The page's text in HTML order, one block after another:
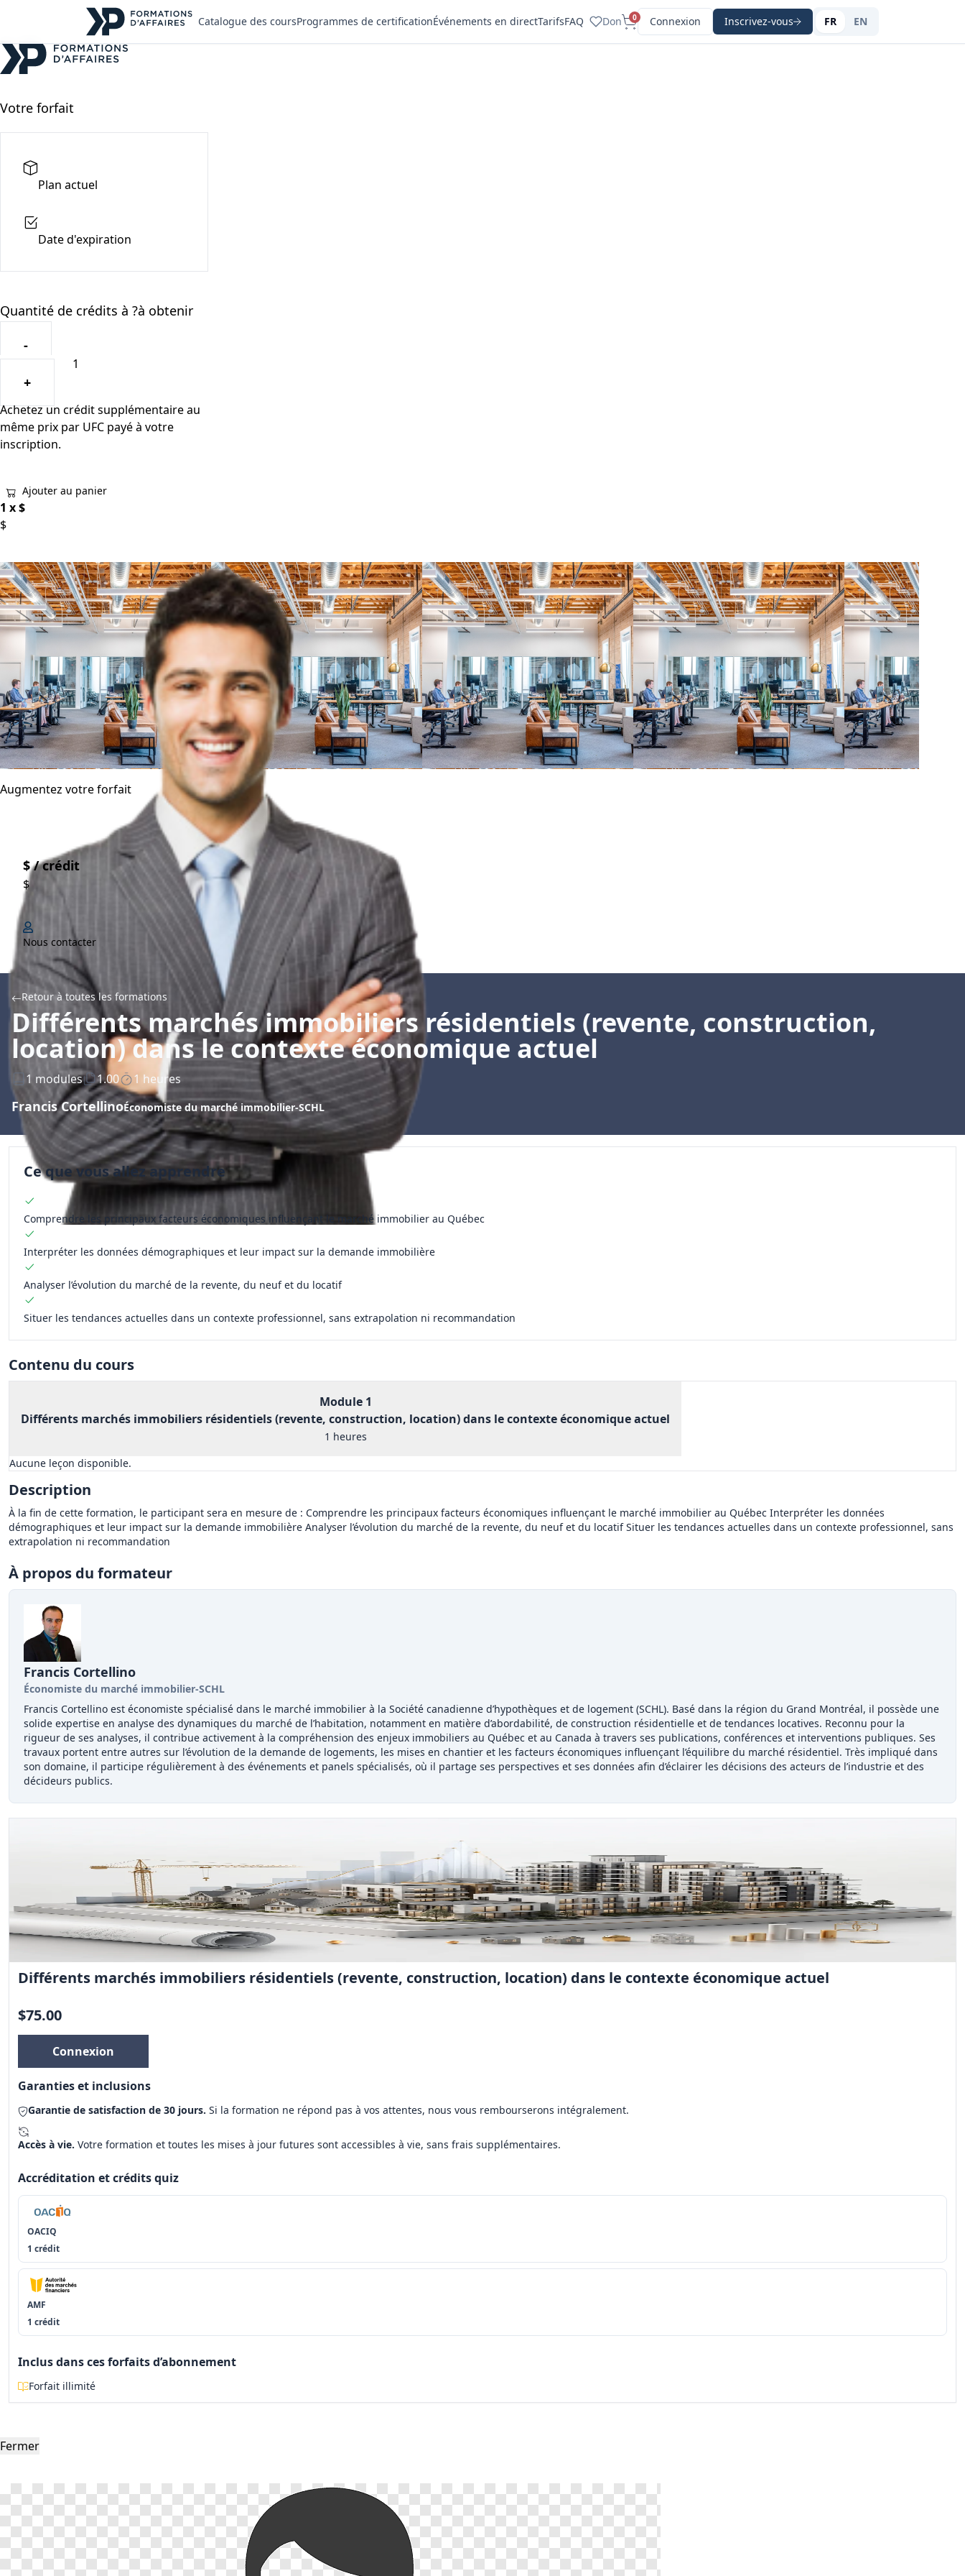
Catalogue des coursProgrammes de certificationÉvénements en directTarifsFAQ Don 0 Connexion Inscrivez-vous FR EN
Votre forfait
Plan actuel
Date d'expiration
Quantité de crédits à ?à obtenir
-
+
Achetez un crédit supplémentaire au
même prix par UFC payé à votre
inscription.
Ajouter au panier
1 x$
$
Augmentez votre forfait
$ / crédit
$
Nous contacter
Retour à toutes les formations
Différents marchés immobiliers résidentiels (revente, construction,
location) dans le contexte économique actuel
1 modules 1.00 1 heures
Francis CortellinoÉconomiste du marché immobilier-SCHL
Ce que vous allez apprendre
Comprendre les principaux facteurs économiques influençant le marché immobilier au Québec
Interpréter les données démographiques et leur impact sur la demande immobilière
Analyser l’évolution du marché de la revente, du neuf et du locatif
Situer les tendances actuelles dans un contexte professionnel, sans extrapolation ni recommandation
Contenu du cours
Module 1
Différents marchés immobiliers résidentiels (revente, construction, location) dans le contexte économique actuel
1 heures
Aucune leçon disponible.
Description
À la fin de cette formation, le participant sera en mesure de : Comprendre les principaux facteurs économiques influençant le marché immobilier au Québec Interpréter les données
démographiques et leur impact sur la demande immobilière Analyser l’évolution du marché de la revente, du neuf et du locatif Situer les tendances actuelles dans un contexte professionnel, sans
extrapolation ni recommandation
À propos du formateur
Francis Cortellino
Économiste du marché immobilier-SCHL
Francis Cortellino est économiste spécialisé dans le marché immobilier à la Société canadienne d’hypothèques et de logement (SCHL). Basé dans la région du Grand Montréal, il possède une
solide expertise en analyse des dynamiques du marché de l’habitation, notamment en matière d’abordabilité, de construction résidentielle et de tendances locatives. Reconnu pour la
rigueur de ses analyses, il contribue activement à la compréhension des enjeux immobiliers au Québec et au Canada à travers ses publications, conférences et interventions publiques. Ses
travaux portent entre autres sur l’évolution de la demande de logements, les mises en chantier et les facteurs économiques influençant l’équilibre du marché résidentiel. Très impliqué dans
son domaine, il participe régulièrement à des événements et panels spécialisés, où il partage ses perspectives et ses données afin d’éclairer les décisions des acteurs de l’industrie et des
décideurs publics.
Différents marchés immobiliers résidentiels (revente, construction, location) dans le contexte économique actuel
$75.00
Connexion
Garanties et inclusions
Garantie de satisfaction de 30 jours. Si la formation ne répond pas à vos attentes, nous vous rembourserons intégralement.
Accès à vie. Votre formation et toutes les mises à jour futures sont accessibles à vie, sans frais supplémentaires.
Accréditation et crédits quiz
OACIQ
1 crédit
AMF
1 crédit
Inclus dans ces forfaits d’abonnement
Forfait illimité
Fermer